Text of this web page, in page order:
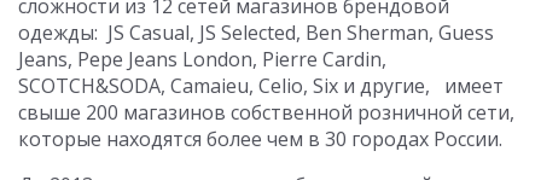
сложности из 12 сетей магазинов брендовой
одежды: JS Casual, JS Selected, Ben Sherman, Guess
Jeans, Pepe Jeans London, Pierre Cardin,
SCOTCH&SODA, Camaieu, Celio, Six и другие, имеет
свыше 200 магазинов собственной розничной сети,
которые находятся более чем в 30 городах России.